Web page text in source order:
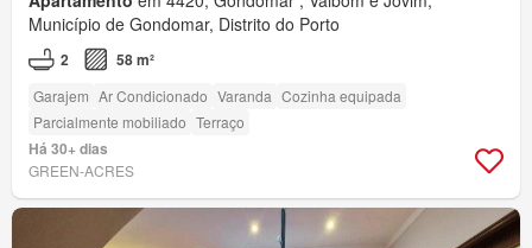
Município de Gondomar, Distrito do Porto
2 58 m²
Garajem Ar Condicionado Varanda Cozinha equipada
Parcialmente mobiliado Terraço
Há 30+ dias
GREEN-ACRES